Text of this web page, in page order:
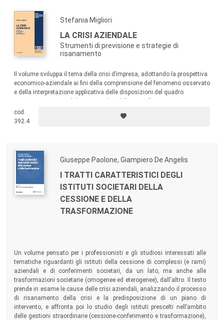
Stefania Migliori
LA CRISI AZIENDALE
Strumenti di previsione e strategie di
risanamento
Il volume sviluppa il tema della crisi d’impresa, adottando la prospettiva
economico-aziendale ai fini della comprensione del fenomeno osservato
e della interpretazione applicativa delle disposizioni del quadro
dell’Insolvenza (CCII).
cod.
392.4
Giuseppe Paolone, Giampiero De Angelis
I TRATTI CARATTERISTICI DEGLI
ISTITUTI SOCIETARI DELLA
CESSIONE E DELLA
TRASFORMAZIONE
Un volume pensato per i professionisti e gli studiosi interessati alle
tematiche riguardanti gli istituti della cessione di complessi (e rami)
aziendali e di conferimenti societari, da un lato, ma anche alle
trasformazioni societarie (omogenee ed eterogenee), dall'altro. Il testo
prende in esame le cause delle crisi aziendali, analizzando il processo
di risanamento della crisi e la predisposizione di un piano di
intervento, e affronta poi lo studio degli istituti prescelti nell’ambito
delle gestioni straordinarie (cessione-conferimento e trasformazione),